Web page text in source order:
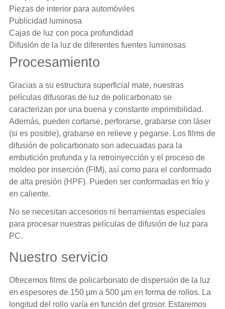
Piezas de interior para automóviles
Publicidad luminosa
Cajas de luz con poca profundidad
Difusión de la luz de diferentes fuentes luminosas
Procesamiento
Gracias a su estructura superficial mate, nuestras
películas difusoras de luz de policarbonato se
caracterizan por una buena y constante imprimibilidad.
Además, pueden cortarse, perforarse, grabarse con láser
(si es posible), grabarse en relieve y pegarse. Los films de
difusión de policarbonato son adecuadas para la
embutición profunda y la retroinyección y el proceso de
moldeo por inserción (FIM), así como para el conformado
de alta presión (HPF). Pueden ser conformadas en frío y
en caliente.
No se necesitan accesorios ni herramientas especiales
para procesar nuestras películas de difusión de luz para
PC.
Nuestro servicio
Ofrecemos films de policarbonato de dispersión de la luz
en espesores de 150 µm a 500 µm en forma de rollos. La
longitud del rollo varía en función del grosor. Estaremos